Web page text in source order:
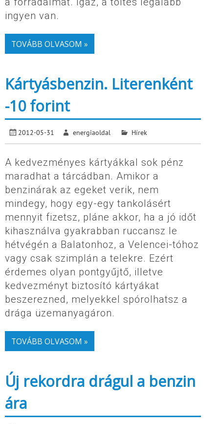
ingyen van.
TOVÁBB OLVASOM »
Kártyásbenzin. Literenként
-10 forint
2012-05-31 energiaoldal Hírek
A kedvezményes kártyákkal sok pénz
maradhat a tárcádban. Amikor a
benzinárak az egeket verik, nem
mindegy, hogy egy-egy tankolásért
mennyit fizetsz, pláne akkor, ha a jó időt
kihasználva gyakrabban ruccansz le
hétvégén a Balatonhoz, a Velencei-tóhoz
vagy csak szimplán a telekre. Ezért
érdemes olyan pontgyűjtő, illetve
kedvezményt biztosító kártyákat
beszerezned, melyekkel spórolhatsz a
drága üzemanyagáron.
TOVÁBB OLVASOM »
Új rekordra drágul a benzin
ára